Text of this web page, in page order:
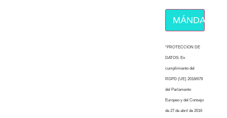
MÁNDAME
“PROTECCION DE
DATOS: En
cumplimiento del
RGPD (UE) 2016/679
del Parlamento
Europeo y del Consejo
de 27 de abril de 2016